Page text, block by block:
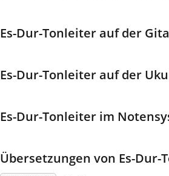
Es-Dur-Tonleiter auf der
Es-Dur-Tonleiter auf der
Es-Dur-Tonleiter im
Übersetzungen von Es-Dur-